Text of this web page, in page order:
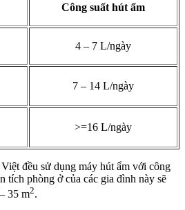
Công suất hút ẩm
4 – 7 L/ngày
7 – 14 L/ngày
>=16 L/ngày
đều sử dụng máy hút ẩm với công
tích phòng ở của các gia đình này sẽ
35 m2.